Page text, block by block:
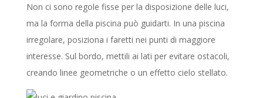
Non ci sono regole fisse per la disposizione delle luci,
ma la forma della piscina può guidarti. In una piscina
irregolare, posiziona i faretti nei punti di maggiore
interesse. Sul bordo, mettili ai lati per evitare ostacoli,
creando linee geometriche o un effetto cielo stellato.